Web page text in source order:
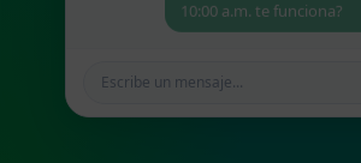
10:00 a.m. te funciona?
Escribe un mensaje...